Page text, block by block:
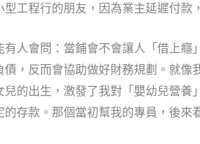
型工程行的朋友，因為業主延遲付款
有人會問：當鋪會不會讓人「借上癮
債，反而會協助做好財務規劃。就
兒的出生，激發了我對「嬰幼兒營
的存款。那個當初幫我的專員，後